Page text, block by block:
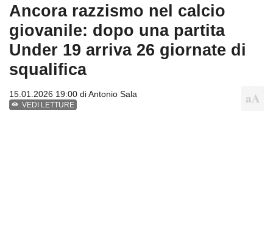
Ancora razzismo nel calcio
giovanile: dopo una partita
Under 19 arriva 26 giornate di
squalifica
15.01.2026 19:00 diAntonio Sala
VEDI LETTURE